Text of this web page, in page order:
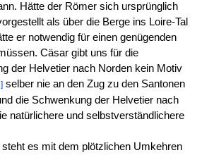
Hätte der Römer sich ursprünglich
als über die Berge ins Loire-Tal
er notwendig für einen genügenden
Cäsar gibt uns für die
der Helvetier nach Norden kein Motiv
selber nie an den Zug zu den Santonen
die Schwenkung der Helvetier nach
natürlichere und selbstverständlichere
es mit dem plötzlichen Umkehren